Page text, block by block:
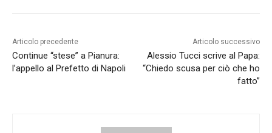
Articolo precedente
Continue “stese” a Pianura:
l’appello al Prefetto di Napoli
Articolo successivo
Alessio Tucci scrive al Papa:
“Chiedo scusa per ciò che ho
fatto”